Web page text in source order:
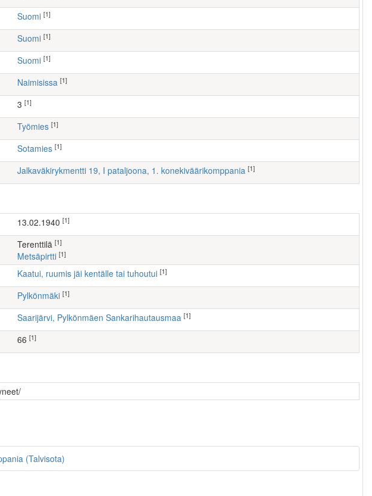
Suomi [1]
Suomi [1]
Suomi [1]
Naimisissa [1]
[1]
työmies [1]
Sotamies [1]
Jalkaväkirykmentti 19, I pataljoona, 1. konekiväärikomppania [1]
13.02.1940 [1]
Terenttilä [1]
Metsäpirtti [1]
Kaatui, ruumis jäi kentälle tai tuhoutui [1]
Pylkönmäki [1]
Saarijärvi, Pylkönmäen Sankarihautausmaa [1]
66 [1]
(Talvisota)